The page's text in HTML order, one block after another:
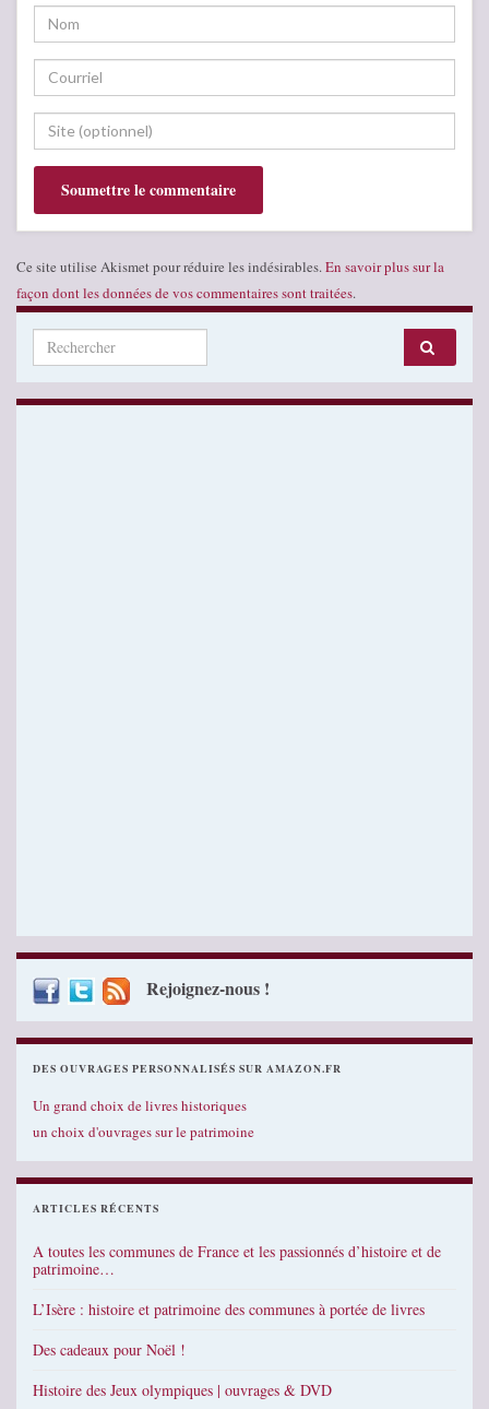
Ce site utilise Akismet pour réduire les indésirables. En savoir plus sur la
façon dont les données de vos commentaires sont traitées.
Search for:
Rejoignez-nous !
DES OUVRAGES PERSONNALISÉS SUR AMAZON.FR
Un grand choix de livres historiques
un choix d'ouvrages sur le patrimoine
ARTICLES RÉCENTS
A toutes les communes de France et les passionnés d’histoire et de
patrimoine…
L’Isère : histoire et patrimoine des communes à portée de livres
Des cadeaux pour Noël !
Histoire des Jeux olympiques | ouvrages & DVD